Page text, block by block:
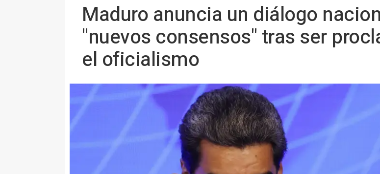
Maduro anuncia un diálogo
"nuevos consensos" tras ser
el oficialismo